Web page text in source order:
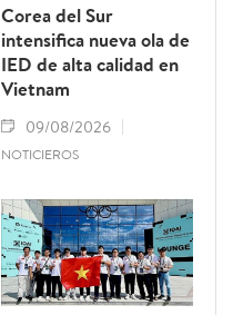
Corea del Sur
intensifica nueva ola de
IED de alta calidad en
Vietnam
09/08/2026
NOTICIEROS